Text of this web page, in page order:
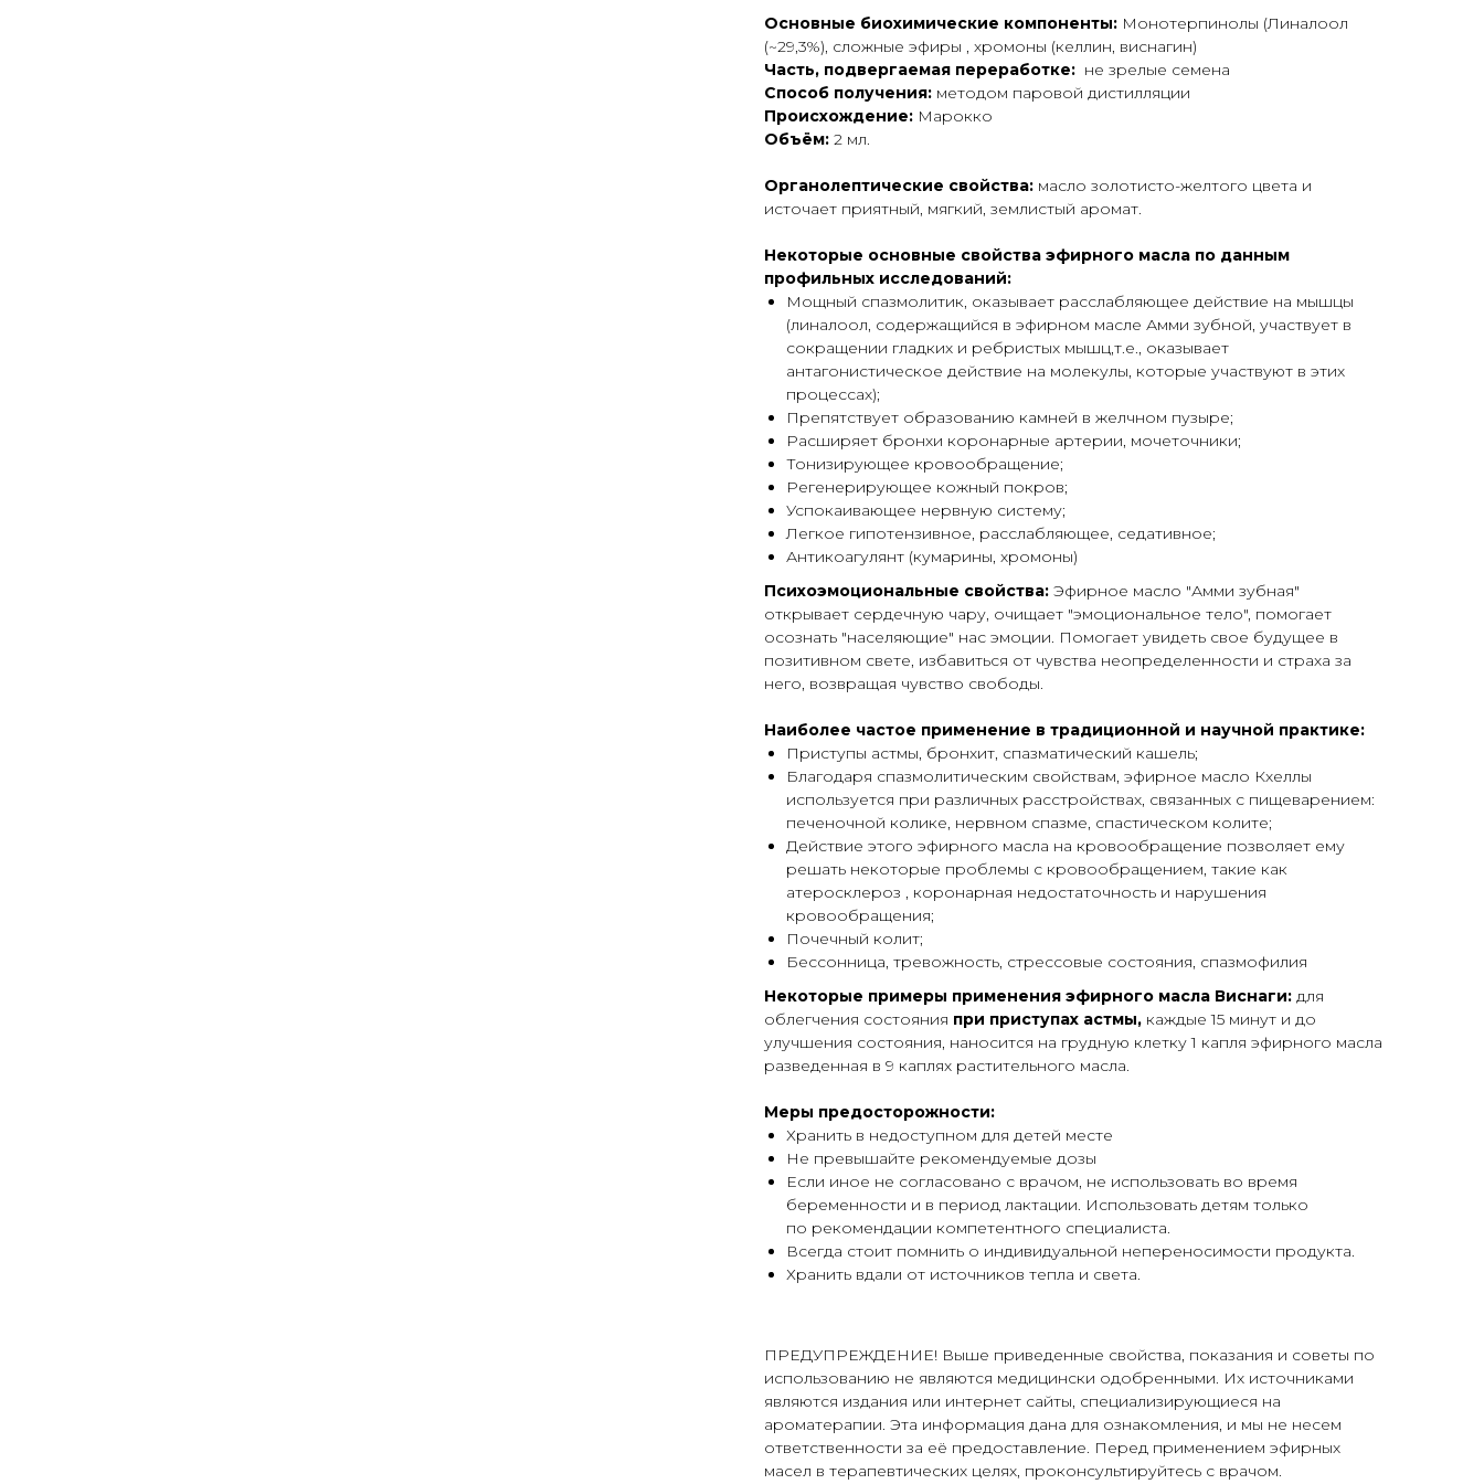
Основные биохимические компоненты: Монотерпинолы (Линалоол
(~29,3%), сложные эфиры , хромоны (келлин, виснагин)
Часть, подвергаемая переработке: не зрелые семена
Способ получения: методом паровой дистилляции
Происхождение: Марокко
Объём: 2 мл.
Органолептические свойства: масло золотисто-желтого цвета и
источает приятный, мягкий, землистый аромат.
Некоторые основные свойства эфирного масла по данным
профильных исследований:
Мощный спазмолитик, оказывает расслабляющее действие на мышцы
(линалоол, содержащийся в эфирном масле Амми зубной, участвует в
сокращении гладких и ребристых мышц,т.е., оказывает
антагонистическое действие на молекулы, которые участвуют в этих
процессах);
Препятствует образованию камней в желчном пузыре;
Расширяет бронхи коронарные артерии, мочеточники;
Тонизирующее кровообращение;
Регенерирующее кожный покров;
Успокаивающее нервную систему;
Легкое гипотензивное, расслабляющее, седативное;
Антикоагулянт (кумарины, хромоны)
Психоэмоциональные свойства: Эфирное масло "Амми зубная"
открывает сердечную чару, очищает "эмоциональное тело", помогает
осознать "населяющие" нас эмоции. Помогает увидеть свое будущее в
позитивном свете, избавиться от чувства неопределенности и страха за
него, возвращая чувство свободы.
Наиболее частое применение в традиционной и научной практике:
Приступы астмы, бронхит, спазматический кашель;
Благодаря спазмолитическим свойствам, эфирное масло Кхеллы
используется при различных расстройствах, связанных с пищеварением:
печеночной колике, нервном спазме, спастическом колите;
Действие этого эфирного масла на кровообращение позволяет ему
решать некоторые проблемы с кровообращением, такие как
атеросклероз , коронарная недостаточность и нарушения
кровообращения;
Почечный колит;
Бессонница, тревожность, стрессовые состояния, спазмофилия
Некоторые примеры применения эфирного масла Виснаги: для
облегчения состояния при приступах астмы, каждые 15 минут и до
улучшения состояния, наносится на грудную клетку 1 капля эфирного масла
разведенная в 9 каплях растительного масла.
Меры предосторожности:
Хранить в недоступном для детей месте
Не превышайте рекомендуемые дозы
Если иное не согласовано с врачом, не использовать во время
беременности и в период лактации. Использовать детям только
по рекомендации компетентного специалиста.
Всегда стоит помнить о индивидуальной непереносимости продукта.
Хранить вдали от источников тепла и света.
ПРЕДУПРЕЖДЕНИЕ! Выше приведенные свойства, показания и советы по
использованию не являются медицински одобренными. Их источниками
являются издания или интернет сайты, специализирующиеся на
ароматерапии. Эта информация дана для ознакомления, и мы не несем
ответственности за её предоставление. Перед применением эфирных
масел в терапевтических целях, проконсультируйтесь с врачом.